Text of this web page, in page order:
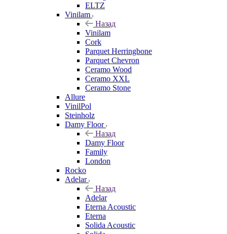
ELTZ
Vinilam
Назад
Vinilam
Cork
Parquet Herringbone
Parquet Chevron
Ceramo Wood
Ceramo XXL
Ceramo Stone
Allure
VinilPol
Steinholz
Damy Floor
Назад
Damy Floor
Family
London
Rocko
Adelar
Назад
Adelar
Eterna Acoustic
Eterna
Solida Acoustic